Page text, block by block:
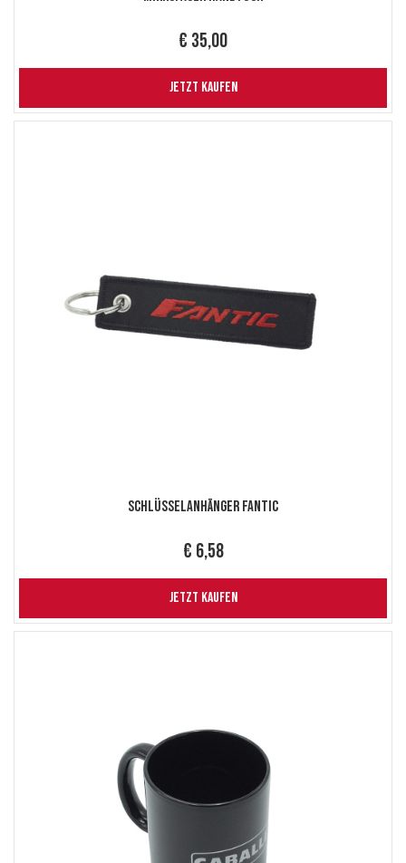
€ 35,00
JETZT KAUFEN
Schlüsselanhänger Fantic
€ 6,58
JETZT KAUFEN